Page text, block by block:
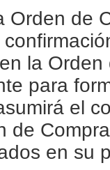
Orden de
la
para
el
de
en su